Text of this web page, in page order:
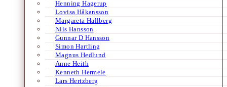
Henning Hagerup
Lovisa Håkansson
Margareta Hallberg
Nils Hansson
Gunnar D Hansson
Simon Hartling
Magnus Hedlund
Anne Heith
Kenneth Hermele
Lars Hertzberg